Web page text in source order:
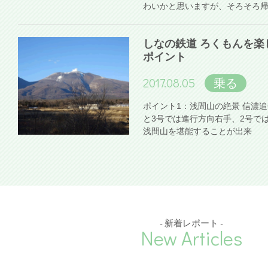
わいかと思いますが、そろそろ
しなの鉄道 ろくもんを
ポイント
2017.08.05 乗る
ポイント1：浅間山の絶景 信濃
と3号では進行方向右手、2号で
浅間山を堪能することが出来
- 新着レポート -
New Articles